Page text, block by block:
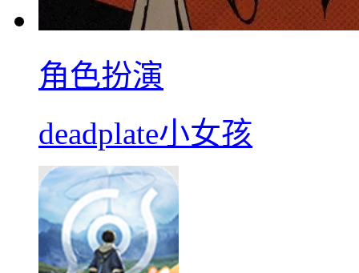
角色扮演
deadplate小女孩